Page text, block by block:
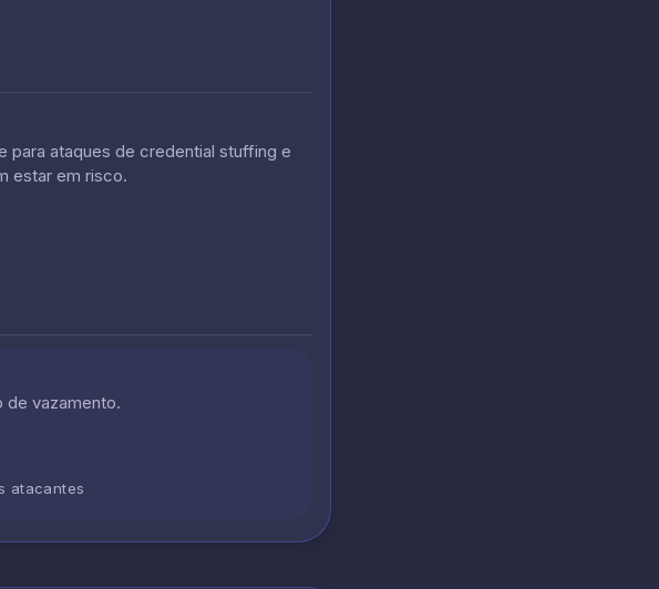
para ataques de credential stuffing e
estar em risco.
de vazamento.
atacantes